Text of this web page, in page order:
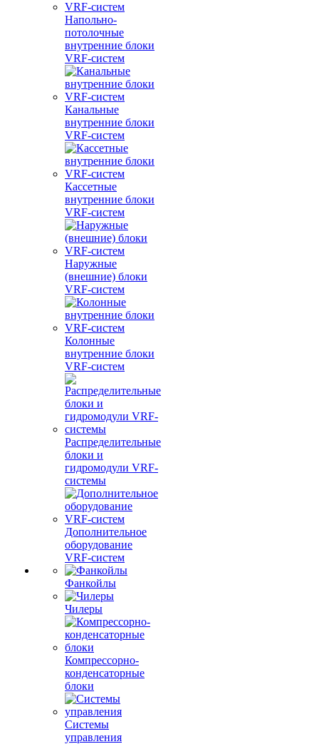
Напольно-
потолочные
внутренние блоки
VRF-систем
Канальные
внутренние блоки
VRF-систем
Кассетные
внутренние блоки
VRF-систем
Наружные
(внешние) блоки
VRF-систем
Колонные
внутренние блоки
VRF-систем
Распределительные
блоки и
гидромодули VRF-
системы
Дополнительное
оборудование
VRF-систем
Фанкойлы
Чилеры
Компрессорно-
конденсаторные
блоки
Системы
управления